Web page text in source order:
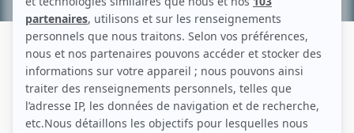
AMÉLIE RICHER
Liens
Fiche de Amélie Richer sur Showbizz.net